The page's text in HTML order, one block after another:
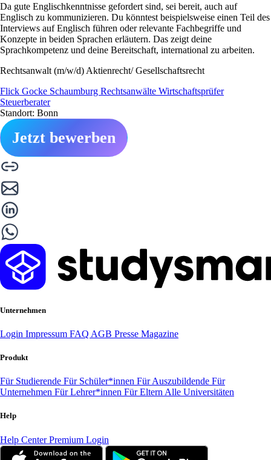
Da gute Englischkenntnisse gefordert sind, sei bereit, auch auf
Englisch zu kommunizieren. Du könntest beispielsweise einen Teil des
Interviews auf Englisch führen oder relevante Fachbegriffe und
Konzepte in beiden Sprachen erläutern. Das zeigt deine
Sprachkompetenz und deine Bereitschaft, international zu arbeiten.
Rechtsanwalt (m/w/d) Aktienrecht/ Gesellschaftsrecht
Flick Gocke Schaumburg Rechtsanwälte Wirtschaftsprüfer
Steuerberater
Standort: Bonn
Jetzt bewerben
Unternehmen
Login Impressum FAQ AGB Presse Magazine
Produkt
Für Studierende Für Schüler*innen Für Auszubildende Für
Unternehmen Für Lehrer*innen Für Eltern Alle Universitäten
Help
Help CenterPremium Login